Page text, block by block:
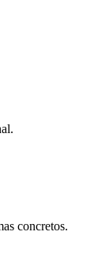
concretos.